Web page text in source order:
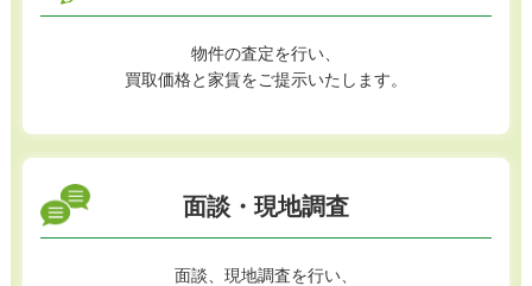
物件の査定を行い、
買取価格と家賃をご提示いたします。
面談・現地調査
面談、現地調査を行い、